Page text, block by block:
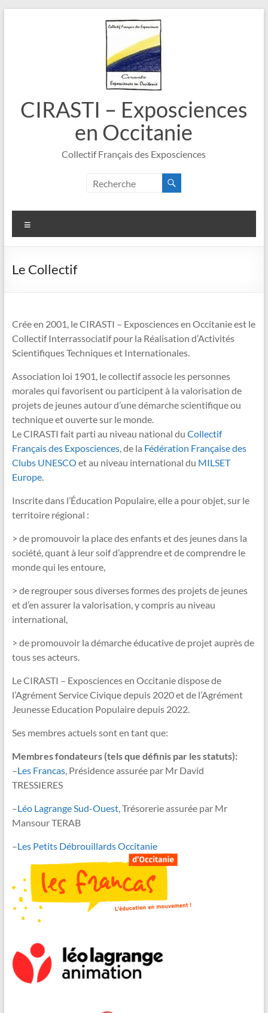
CIRASTI – Exposciences
en Occitanie
Collectif Français des Exposciences
Le Collectif
Crée en 2001, le CIRASTI – Exposciences en Occitanie est le
Collectif Interrassociatif pour la Réalisation d’Activités
Scientifiques Techniques et Internationales.
Association loi 1901, le collectif associe les personnes
morales qui favorisent ou participent à la valorisation de
projets de jeunes autour d’une démarche scientifique ou
technique et ouverte sur le monde.
Le CIRASTI fait parti au niveau national du Collectif
Français des Exposciences, de la Fédération Française des
Clubs UNESCO et au niveau international du MILSET
Europe.
Inscrite dans l’Éducation Populaire, elle a pour objet, sur le
territoire régional :
> de promouvoir la place des enfants et des jeunes dans la
société, quant à leur soif d’apprendre et de comprendre le
monde qui les entoure,
> de regrouper sous diverses formes des projets de jeunes
et d’en assurer la valorisation, y compris au niveau
international,
> de promouvoir la démarche éducative de projet auprès de
tous ses acteurs.
Le CIRASTI – Exposciences en Occitanie dispose de
l’Agrément Service Civique depuis 2020 et de l’Agrément
Jeunesse Education Populaire depuis 2022.
Ses membres actuels sont en tant que:
Membres fondateurs (tels que définis par les statuts):
–Les Francas, Présidence assurée par Mr David
TRESSIERES
–Léo Lagrange Sud-Ouest, Trésorerie assurée par Mr
Mansour TERAB
–Les Petits Débrouillards Occitanie